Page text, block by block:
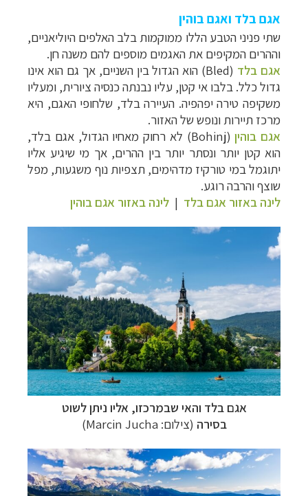
אגם בלד ואגם בוהין
שתי פניני הטבע הללו ממוקמות בלב האלפים היוליאניים,
וההרים המקיפים את האגמים מוספים להם משנה חן.
אגם בלד (
Bled) הוא הגדול בין השניים, אך גם הוא אינו
גדול כלל. בלבו אי קטן, עליו נבנתה כנסיה ציורית, ומעליו
משקיפה טירה יפהפיה. העיירה בלד, שלחופי האגם, היא
מרכז תיירות ונופש של האזור.
אגם בוהין (
Bohinj) לא רחוק מאחיו הגדול, אגם בלד,
הוא קטן יותר ונסתר יותר בין ההרים, אך מי שיגיע אליו
יתוגמל במי טורקיז מדהימים, תצפיות נוף משגעות, מפל
שוצף והרבה רוגע.
לינה באזור אגם בלד | לינה באזור אגם בוהין
אגם בלד והאי שבמרכזו, אליו ניתן לשוט
בסירה (צילום: Marcin Jucha
)